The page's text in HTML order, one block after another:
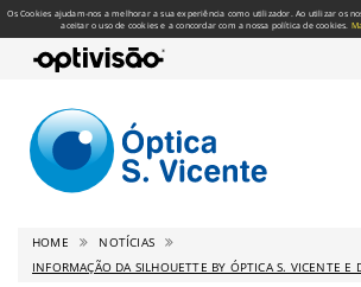
Os Cookies ajudam-nos a melhorar a sua experiência como utilizador. Ao utilizar os
aceitar o uso de cookies e a concordar com a nossa política de cookies.
HOME
NOTÍCIAS
INFORMAÇÃO DA SILHOUETTE BY ÓPTICA S. VICENTE E